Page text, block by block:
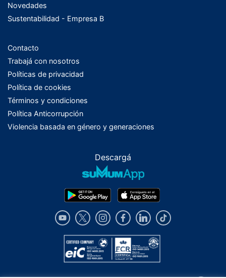
Novedades
Sustentabilidad - Empresa B
Contacto
Trabajá con nosotros
Políticas de privacidad
Política de cookies
Términos y condiciones
Política Anticorrupción
Violencia basada en género y generaciones
Descargá